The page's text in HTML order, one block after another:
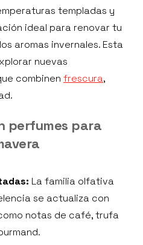
templadas y
ideal para renovar tu
aromas invernales. Esta
nuevas
combinen frescura,
perfumes para
La familia olfativa
se actualiza con
notas de café, trufa